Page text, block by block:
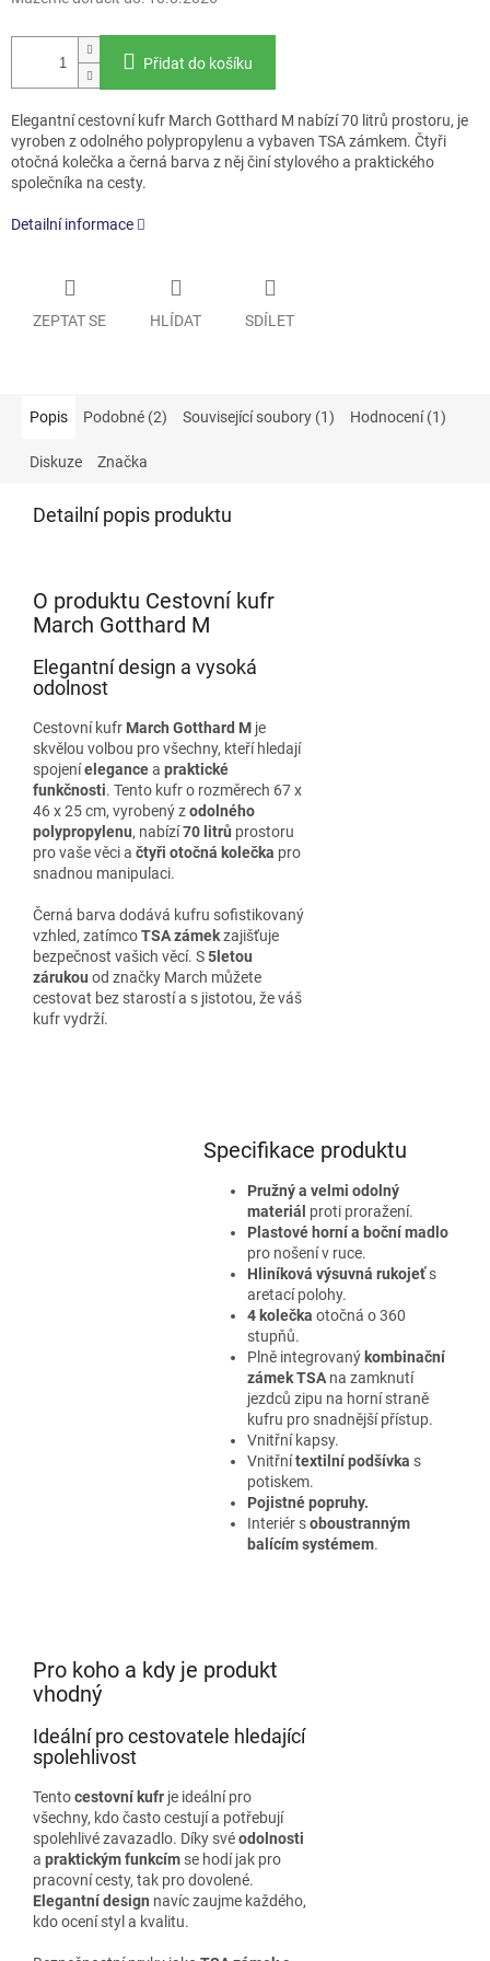
Přidat do košíku
Elegantní cestovní kufr March Gotthard M nabízí 70 litrů prostoru, je
vyroben z odolného polypropylenu a vybaven TSA zámkem. Čtyři
otočná kolečka a černá barva z něj činí stylového a praktického
společníka na cesty.
Detailní informace
ZEPTAT SE HLÍDAT SDÍLET
Popis Podobné (2) Související soubory (1) Hodnocení (1)
Diskuze Značka
Detailní popis produktu
O produktu Cestovní kufr
March Gotthard M
Elegantní design a vysoká
odolnost
Cestovní kufr March Gotthard M je
skvělou volbou pro všechny, kteří hledají
spojeníelegancea praktické
funkčnosti. Tento kufr o rozměrech 67 x
46 x 25 cm, vyrobený zodolného
polypropylenu, nabízí70 litrů prostoru
pro vaše věci a čtyři otočná kolečka pro
snadnou manipulaci.
Černá barva dodává kufru sofistikovaný
vzhled, zatímcoTSA zámekzajišťuje
bezpečnost vašich věcí. S5letou
zárukou od značky March můžete
cestovat bez starostí a s jistotou, že váš
kufr vydrží.
Specifikace produktu
Pružný a velmi odolný
materiál proti proražení.
Plastové horní a boční madlo
pro nošení v ruce.
Hliníková výsuvná rukojeťs
aretací polohy.
4 kolečka otočná o 360
stupňů.
Plně integrovanýkombinační
zámek TSAna zamknutí
jezdců zipu na horní straně
kufru pro snadnější přístup.
Vnitřní kapsy.
Vnitřnítextilní podšívka s
potiskem.
Pojistné popruhy.
Interiér soboustranným
balícím systémem.
Pro koho a kdy je produkt
vhodný
Ideální pro cestovatele hledající
spolehlivost
Tentocestovní kufr je ideální pro
všechny, kdo často cestují a potřebují
spolehlivé zavazadlo. Díky svéodolnosti
a praktickým funkcím se hodí jak pro
pracovní cesty, tak pro dovolené.
Elegantní design navíc zaujme každého,
kdo ocení styl a kvalitu.